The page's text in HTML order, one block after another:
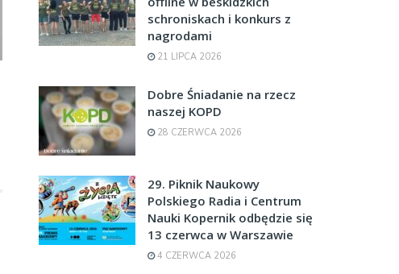
schroniskach i konkurs z
nagrodami
21 LIPCA 2026
Dobre Śniadanie na rzecz
naszej KOPD
28 CZERWCA 2026
29. Piknik Naukowy
Polskiego Radia i Centrum
Nauki Kopernik odbędzie się
13 czerwca w Warszawie
4 CZERWCA 2026